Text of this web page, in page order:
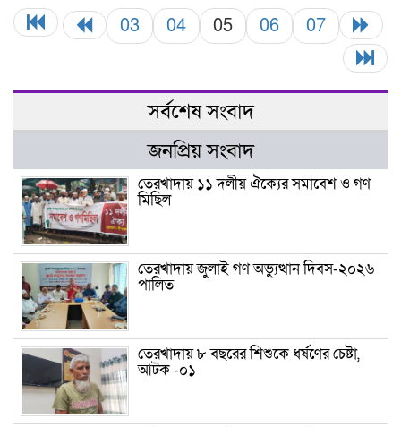
03 04 05 06 07
সর্বশেষ সংবাদ
জনপ্রিয় সংবাদ
তেরখাদায় ১১ দলীয় ঐক্যের সমাবেশ ও গণ
মিছিল
তেরখাদায় জুলাই গণ অভ্যুত্থান দিবস-২০২৬
পালিত
তেরখাদায় ৮ বছরের শিশুকে ধর্ষণের চেষ্টা,
আটক -০১